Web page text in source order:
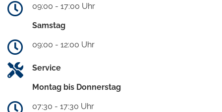
09:00 - 17:00 Uhr
Samstag
09:00 - 12:00 Uhr
Service
Montag bis Donnerstag
07:30 - 17:30 Uhr